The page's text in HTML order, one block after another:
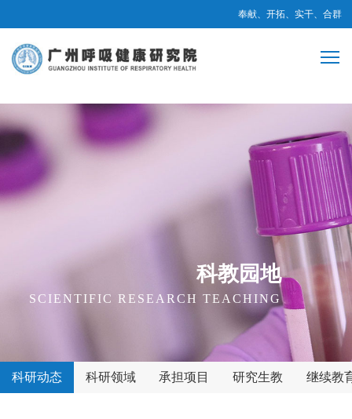
奉献、开拓、实干、合群
科教园地
SCIENTIFIC RESEARCH TEACHING
科研动态 科研领域 承担项目 研究生教 继续教